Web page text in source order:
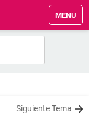
MENU
Siguiente Tema